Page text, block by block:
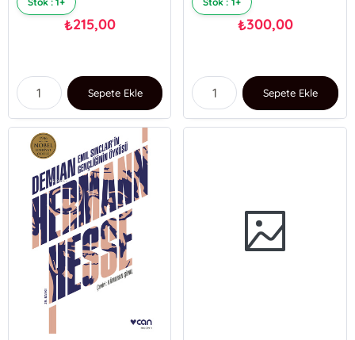
₺215,00
Sepete Ekle
₺300,00
Sepete Ekle